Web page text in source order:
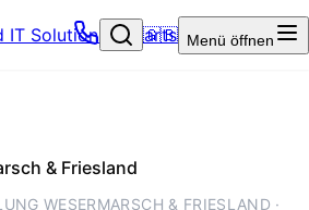
IT Solutions – Startseite
🇬🇧 Menü öffnen
& Friesland
WESERMARSCH & FRIESLAND ·